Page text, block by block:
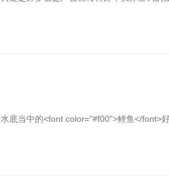
底当中的<font color="#f00">鲤鱼</font>